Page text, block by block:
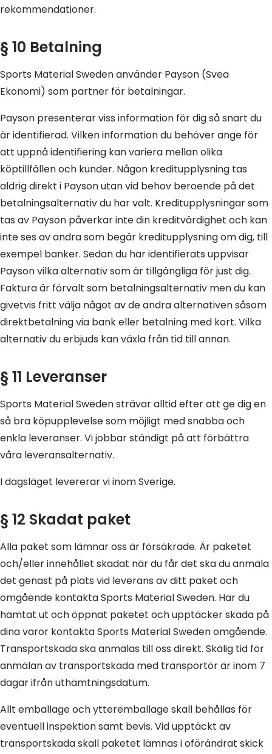
rekommendationer.
§ 10 Betalning
Sports Material Sweden använder Payson (Svea
Ekonomi) som partner för betalningar.
Payson presenterar viss information för dig så snart du
är identifierad. Vilken information du behöver ange för
att uppnå identifiering kan variera mellan olika
köptillfällen och kunder. Någon kreditupplysning tas
aldrig direkt i Payson utan vid behov beroende på det
betalningsalternativ du har valt. Kreditupplysningar som
tas av Payson påverkar inte din kreditvärdighet och kan
inte ses av andra som begär kreditupplysning om dig, till
exempel banker. Sedan du har identifierats uppvisar
Payson vilka alternativ som är tillgängliga för just dig.
Faktura är förvalt som betalningsalternativ men du kan
givetvis fritt välja något av de andra alternativen såsom
direktbetalning via bank eller betalning med kort. Vilka
alternativ du erbjuds kan växla från tid till annan.
§ 11 Leveranser
Sports Material Sweden strävar alltid efter att ge dig en
så bra köpupplevelse som möjligt med snabba och
enkla leveranser. Vi jobbar ständigt på att förbättra
våra leveransalternativ.
I dagsläget levererar vi inom Sverige.
§ 12 Skadat paket
Alla paket som lämnar oss är försäkrade. Är paketet
och/eller innehållet skadat när du får det ska du anmäla
det genast på plats vid leverans av ditt paket och
omgående kontakta Sports Material Sweden. Har du
hämtat ut och öppnat paketet och upptäcker skada på
dina varor kontakta Sports Material Sweden omgående.
Transportskada ska anmälas till oss direkt. Skälig tid för
anmälan av transportskada med transportör är inom 7
dagar ifrån uthämtningsdatum.
Allt emballage och ytteremballage skall behållas för
eventuell inspektion samt bevis. Vid upptäckt av
transportskada skall paketet lämnas i oförändrat skick